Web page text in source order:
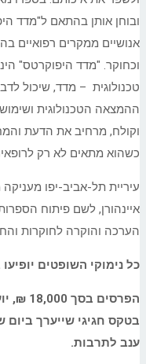
ובוחן אותן בהתאם ל"מדד
אנושיים ממקרים רפואיים
וכחוקר. "מדד היפוקרטס"
טכנולוגית – מדד, שיכול
ההמצאה הטכנולוגית
וקולח, מרחיב את הדעת
כשהוא מתאים לא רק
איינהורן, לשם פיתוח
הערכה והוקרה לחוקרות
כל נימוקי השופטים
בטקס חגיגי שייערך ביום שלישי, 17
ענב לתרבות.